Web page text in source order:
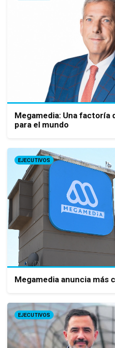
Megamedia: Una factoría
para el mundo
EJECUTIVOS
Megamedia anuncia más
EJECUTIVOS